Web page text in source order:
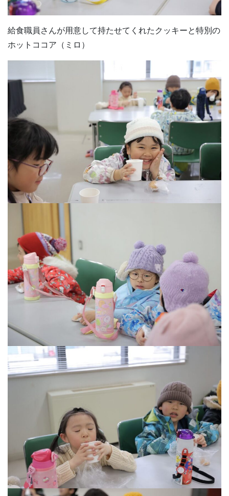
給食職員さんが用意して持たせてくれたクッキーと特別の
ホットココア（ミロ）